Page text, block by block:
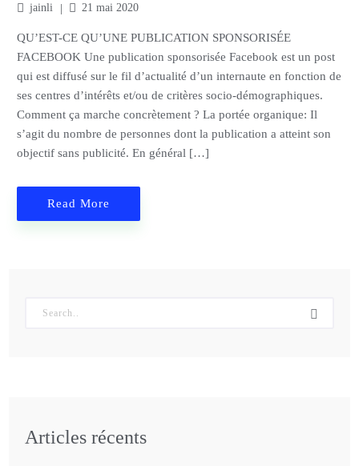
jainli 21 mai 2020
QU’EST-CE QU’UNE PUBLICATION SPONSORISÉE
FACEBOOK Une publication sponsorisée Facebook est un post
qui est diffusé sur le fil d’actualité d’un internaute en fonction de
ses centres d’intérêts et/ou de critères socio-démographiques.
Comment ça marche concrètement ? La portée organique: Il
s’agit du nombre de personnes dont la publication a atteint son
objectif sans publicité. En général […]
Read More
Articles récents